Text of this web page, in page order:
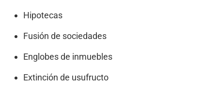
Hipotecas
Fusión de sociedades
Englobes de inmuebles
Extinción de usufructo